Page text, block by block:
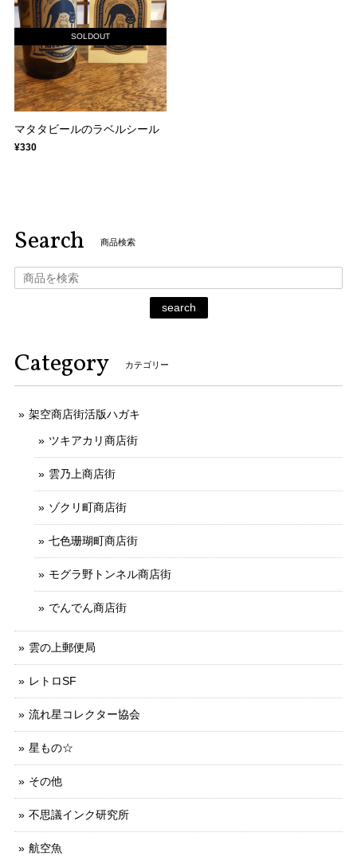
SOLDOUT
マタタビールのラベルシール
¥330
Search 商品検索
search
Category カテゴリー
架空商店街活版ハガキ
ツキアカリ商店街
雲乃上商店街
ゾクリ町商店街
七色珊瑚町商店街
モグラ野トンネル商店街
でんでん商店街
雲の上郵便局
レトロSF
流れ星コレクター協会
星もの☆
その他
不思議インク研究所
航空魚